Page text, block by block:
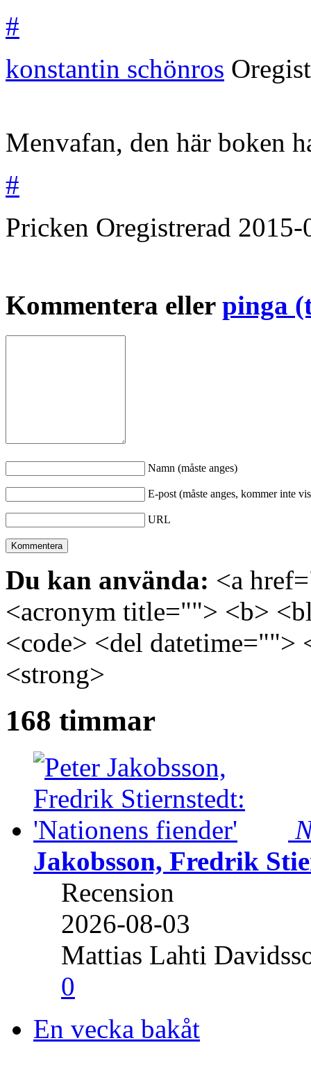
#
konstantin schönros
Menvafan, den här boken
#
Pricken Oregistrerad 2015-
Kommentera eller pinga
Namn (måste anges)
E-post (måste anges, kommer inte
URL
Du kan använda: <a
<acronym title=""> <b>
<code> <del
<strong>
168 timmar
Jakobsson, Fredrik
Recension
2026-08-03
Mattias Lahti
0
En vecka bakåt